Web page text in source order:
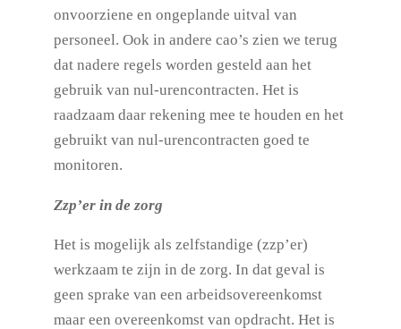
onvoorziene en ongeplande uitval van
personeel. Ook in andere cao’s zien we terug
dat nadere regels worden gesteld aan het
gebruik van nul-urencontracten. Het is
raadzaam daar rekening mee te houden en het
gebruikt van nul-urencontracten goed te
monitoren.
Zzp’er in de zorg
Het is mogelijk als zelfstandige (zzp’er)
werkzaam te zijn in de zorg. In dat geval is
geen sprake van een arbeidsovereenkomst
maar een overeenkomst van opdracht. Het is